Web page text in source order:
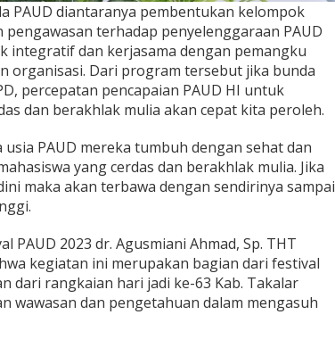
PAUD diantaranya pembentukan kelompok
terhadap penyelenggaraan PAUD
integratif dan kerjasama dengan pemangku
organisasi. Dari program tersebut jika bunda
percepatan pencapaian PAUD HI untuk
dan berakhlak mulia akan cepat kita peroleh.
PAUD mereka tumbuh dengan sehat dan
yang cerdas dan berakhlak mulia. Jika
maka akan terbawa dengan sendirinya sampai
PAUD 2023 dr. Agusmiani Ahmad, Sp. THT
kegiatan ini merupakan bagian dari festival
dari rangkaian hari jadi ke-63 Kab. Takalar
wawasan dan pengetahuan dalam mengasuh